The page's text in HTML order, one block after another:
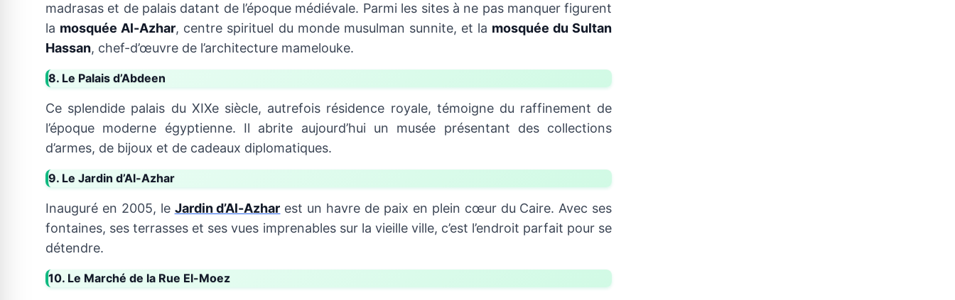
madrasas et de palais datant de l’époque médiévale. Parmi les sites à ne pas manquer figurent
la mosquée Al-Azhar, centre spirituel du monde musulman sunnite, et la mosquée du Sultan
Hassan, chef-d’œuvre de l’architecture mamelouke.
8. Le Palais d’Abdeen
Ce splendide palais du XIXe siècle, autrefois résidence royale, témoigne du raffinement de
l’époque moderne égyptienne. Il abrite aujourd’hui un musée présentant des collections
d’armes, de bijoux et de cadeaux diplomatiques.
9. Le Jardin d’Al-Azhar
Inauguré en 2005, le Jardin d’Al-Azhar est un havre de paix en plein cœur du Caire. Avec ses
fontaines, ses terrasses et ses vues imprenables sur la vieille ville, c’est l’endroit parfait pour se
détendre.
10. Le Marché de la Rue El-Moez